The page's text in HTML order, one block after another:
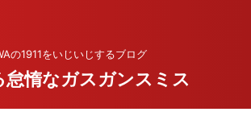
の1911をいじいじするブログ
怠惰なガスガンスミス